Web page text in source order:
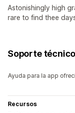
Astonishingly high
rare to find thee
Soporte técnico
Ayuda para la app
Recursos